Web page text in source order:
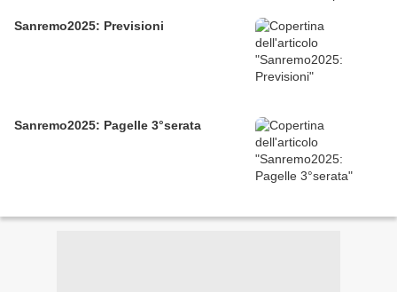
Sanremo2025: Previsioni
Sanremo2025: Pagelle 3°serata